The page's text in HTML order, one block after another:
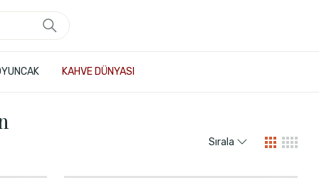
KAHVE DÜNYASI
Sırala